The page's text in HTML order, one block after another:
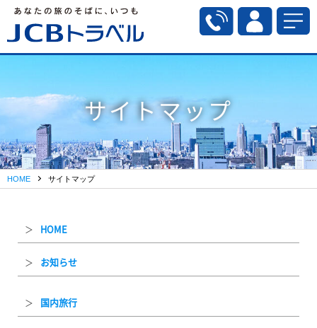
サイトマップ
HOME サイトマップ
HOME
お知らせ
国内旅行